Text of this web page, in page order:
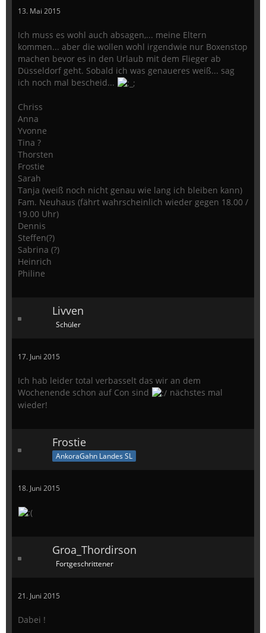
13. Mai 2015
Ich muss es wohl auch absagen,... meine Eltern
kommen... aber die wollen wohl irgendwie nur Boxenstop
machen bevor es in den Urlaub mit dem Flieger ab
Düsseldorf geht. Sobald ich was genaueres weiß... sag
ich noch mal bescheid...
Chriss
Anna
Yvonne
Tina ?
Thorsten
Frostie
Sarah
Tanja (weiß noch nicht genau wie lang ich bleiben kann)
Fam. Neuhaus (fährt wahrscheinlich wieder gegen 18.00 /
19.00 Uhr)
Dennis
Steffen(?)
Sabrina (?)
Heinrich
Philine
Livven
Schüler
17. Juni 2015
Ich hab leider total verbasselt das wir an dem
Wochenende schon auf Con sind
nächstes mal
wieder!
Frostie
AnkoraGahn Landes SL
18. Juni 2015
Groa_Thordirson
Fortgeschrittener
21. Juni 2015
Dabei !